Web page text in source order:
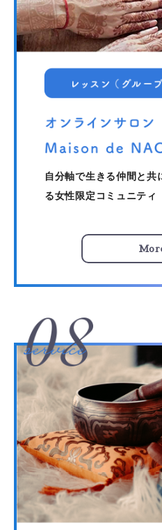
自分軸で生きる仲間と共
る女性限定コミュニティ